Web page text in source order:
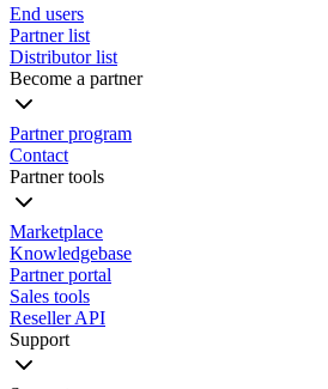
End users
Partner list
Distributor list
Become a partner
Partner program
Contact
Partner tools
Marketplace
Knowledgebase
Partner portal
Sales tools
Reseller API
Support